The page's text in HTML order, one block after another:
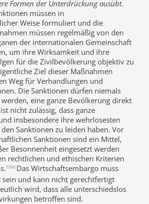
Formen der Unterdrückung ausübt.
müssen in
Weise formuliert und die
müssen regelmäßig von den
der internationalen Gemeinschaft
um ihre Wirksamkeit und ihre
für die Zivilbevölkerung objektiv zu
Ziel dieser Maßnahmen
Weg für Verhandlungen und
Die Sanktionen dürfen niemals
eine ganze Bevölkerung direkt
nicht zulässig, dass ganze
insbesondere ihre wehrlosesten
Sanktionen zu leiden haben. Vor
Sanktionen sind ein Mittel,
Besonnenheit eingesetzt werden
rechtlichen und ethischen Kriterien
1066 Das Wirtschaftsembargo muss
sein und kann nicht gerechtfertigt
wird, dass alle unterschiedslos
betroffen sind.